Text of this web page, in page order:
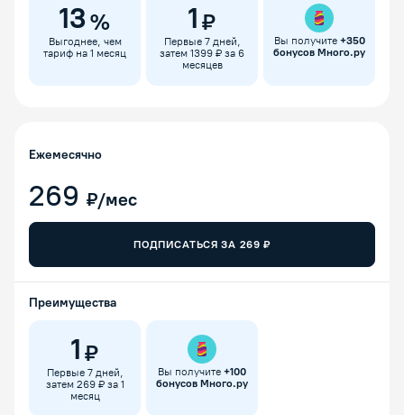
13 %
Выгоднее, чем
тариф на 1 месяц
1 ₽
Первые 7 дней,
затем 1399 ₽ за 6
месяцев
Вы получите +350
бонусов Много.ру
Ежемесячно
269 ₽/мес
ПОДПИСАТЬСЯ ЗА 269 ₽
Преимущества
1 ₽
Первые 7 дней,
затем 269 ₽ за 1
месяц
Вы получите +100
бонусов Много.ру